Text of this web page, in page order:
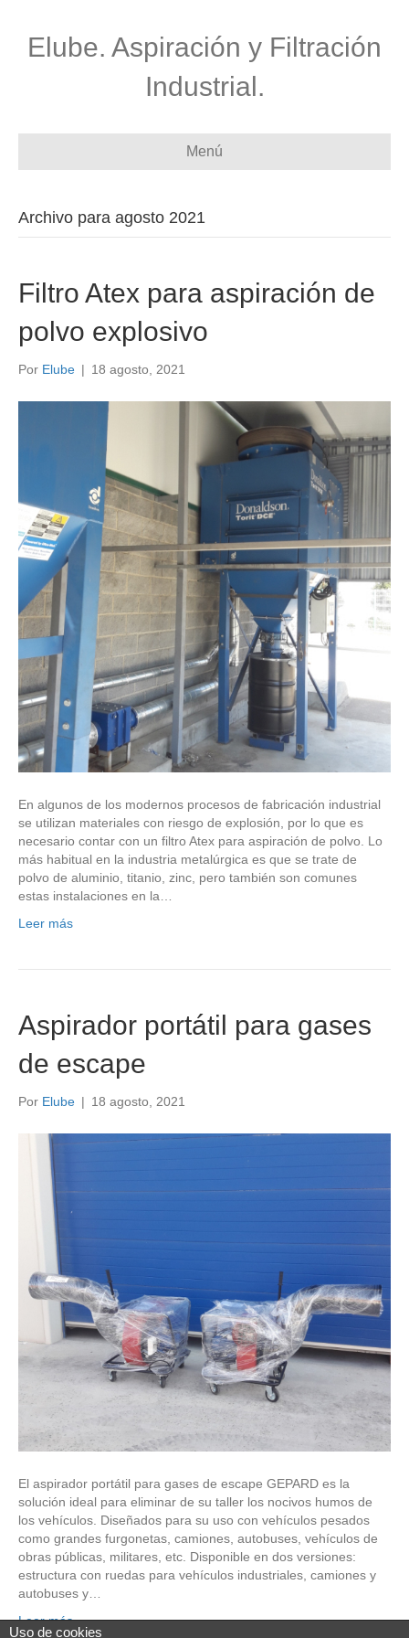
Elube. Aspiración y Filtración
Industrial.
Menú
Archivo para agosto 2021
Filtro Atex para aspiración de
polvo explosivo
Por Elube | 18 agosto, 2021
En algunos de los modernos procesos de fabricación industrial
se utilizan materiales con riesgo de explosión, por lo que es
necesario contar con un filtro Atex para aspiración de polvo. Lo
más habitual en la industria metalúrgica es que se trate de
polvo de aluminio, titanio, zinc, pero también son comunes
estas instalaciones en la…
Leer más
Aspirador portátil para gases
de escape
Por Elube | 18 agosto, 2021
El aspirador portátil para gases de escape GEPARD es la
solución ideal para eliminar de su taller los nocivos humos de
los vehículos. Diseñados para su uso con vehículos pesados
como grandes furgonetas, camiones, autobuses, vehículos de
obras públicas, militares, etc. Disponible en dos versiones:
estructura con ruedas para vehículos industriales, camiones y
autobuses y…
Leer más
Uso de cookies